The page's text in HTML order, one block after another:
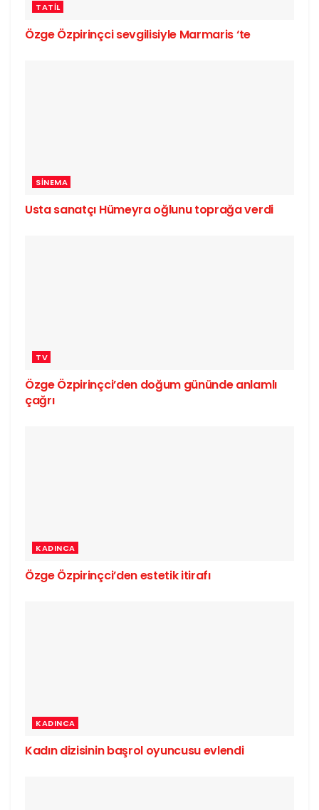
TATIL
Özge Özpirinçci sevgilisiyle Marmaris ‘te
SINEMA
Usta sanatçı Hümeyra oğlunu toprağa verdi
TV
Özge Özpirinçci’den doğum gününde anlamlı
çağrı
KADINCA
Özge Özpirinçci’den estetik itirafı
KADINCA
Kadın dizisinin başrol oyuncusu evlendi